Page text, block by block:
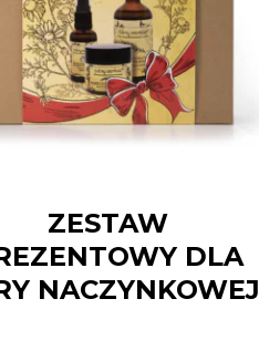
ZESTAW
DLA
NACZYNKOWEJ